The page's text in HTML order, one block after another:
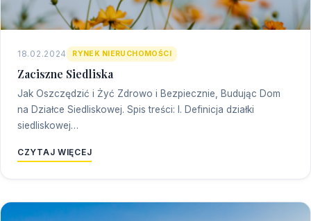
18.02.2024 RYNEK NIERUCHOMOŚCI
Zaciszne Siedliska
Jak Oszczędzić i Żyć Zdrowo i Bezpiecznie, Budując Dom
na Działce Siedliskowej. Spis treści: I. Definicja działki
siedliskowej…
CZYTAJ WIĘCEJ